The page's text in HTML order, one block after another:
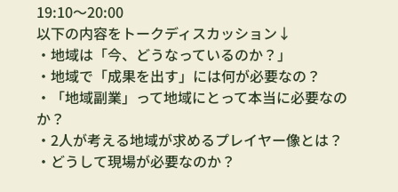
19:10〜20:00
以下の内容をトークディスカッション↓
・地域は「今、どうなっているのか？」
・地域で「成果を出す」には何が必要なの？
・「地域副業」って地域にとって本当に必要なの
か？
・2人が考える地域が求めるプレイヤー像とは？
・どうして現場が必要なのか？